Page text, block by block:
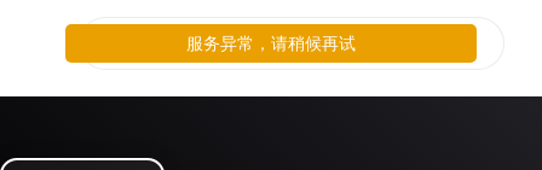
服务异常，请稍候再试